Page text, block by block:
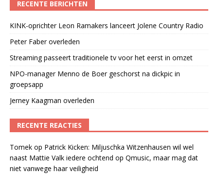
RECENTE BERICHTEN
KINK-oprichter Leon Ramakers lanceert Jolene Country Radio
Peter Faber overleden
Streaming passeert traditionele tv voor het eerst in omzet
NPO-manager Menno de Boer geschorst na dickpic in
groepsapp
Jerney Kaagman overleden
RECENTE REACTIES
Tomek op Patrick Kicken: Miljuschka Witzenhausen wil wel
naast Mattie Valk iedere ochtend op Qmusic, maar mag dat
niet vanwege haar veiligheid